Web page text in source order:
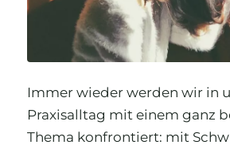
Immer wieder werden wir in
Praxisalltag mit einem ganz
Thema konfrontiert: mit